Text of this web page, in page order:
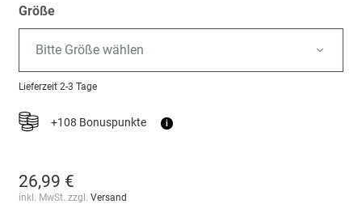
Größe
Bitte Größe wählen
Lieferzeit 2-3 Tage
+108 Bonuspunkte i
26,99 €
inkl. MwSt. zzgl. Versand